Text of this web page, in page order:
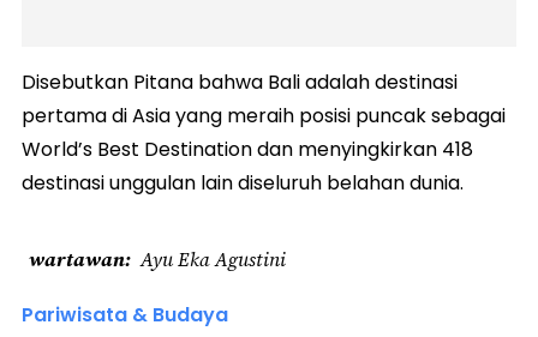
Disebutkan Pitana bahwa Bali adalah destinasi
pertama di Asia yang meraih posisi puncak sebagai
World’s Best Destination dan menyingkirkan 418
destinasi unggulan lain diseluruh belahan dunia.
wartawan Ayu Eka Agustini
Pariwisata & Budaya